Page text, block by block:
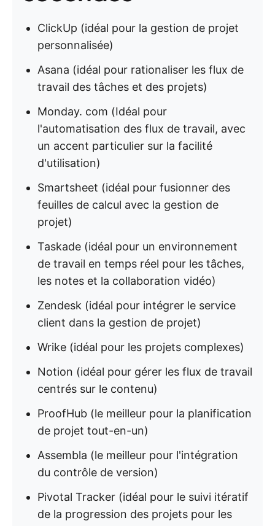
ClickUp (idéal pour la gestion de projet
personnalisée)
Asana (idéal pour rationaliser les flux de
travail des tâches et des projets)
Monday. com (Idéal pour
l'automatisation des flux de travail, avec
un accent particulier sur la facilité
d'utilisation)
Smartsheet (idéal pour fusionner des
feuilles de calcul avec la gestion de
projet)
Taskade (idéal pour un environnement
de travail en temps réel pour les tâches,
les notes et la collaboration vidéo)
Zendesk (idéal pour intégrer le service
client dans la gestion de projet)
Wrike (idéal pour les projets complexes)
Notion (idéal pour gérer les flux de travail
centrés sur le contenu)
ProofHub (le meilleur pour la planification
de projet tout-en-un)
Assembla (le meilleur pour l'intégration
du contrôle de version)
Pivotal Tracker (idéal pour le suivi itératif
de la progression des projets pour les